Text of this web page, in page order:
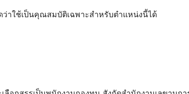
ใช้เป็นคุณสมบัติเฉพาะสําหรับตําแหน่งนี้ได้